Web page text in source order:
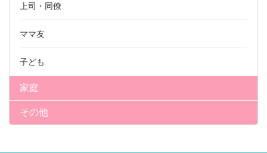
上司・同僚
ママ友
子ども
家庭
その他